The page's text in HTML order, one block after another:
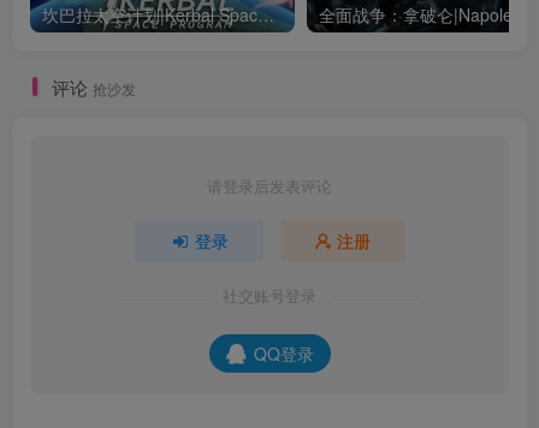
坎巴拉太空计划|Kerbal Space Program|1.12.5.3190|整合全DLC
评论 抢沙发
请登录后发表评论
登录 注册
社交账号登录
QQ登录